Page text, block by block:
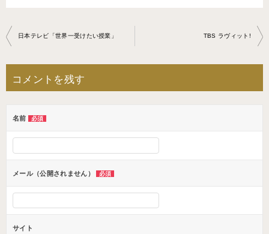
投
ビ
ー
シ
ン
日本テレビ「世界一受けたい授業」 TBS ラヴィット!
コメントを残す
名前 必須
メール（公開されません） 必須
サイト